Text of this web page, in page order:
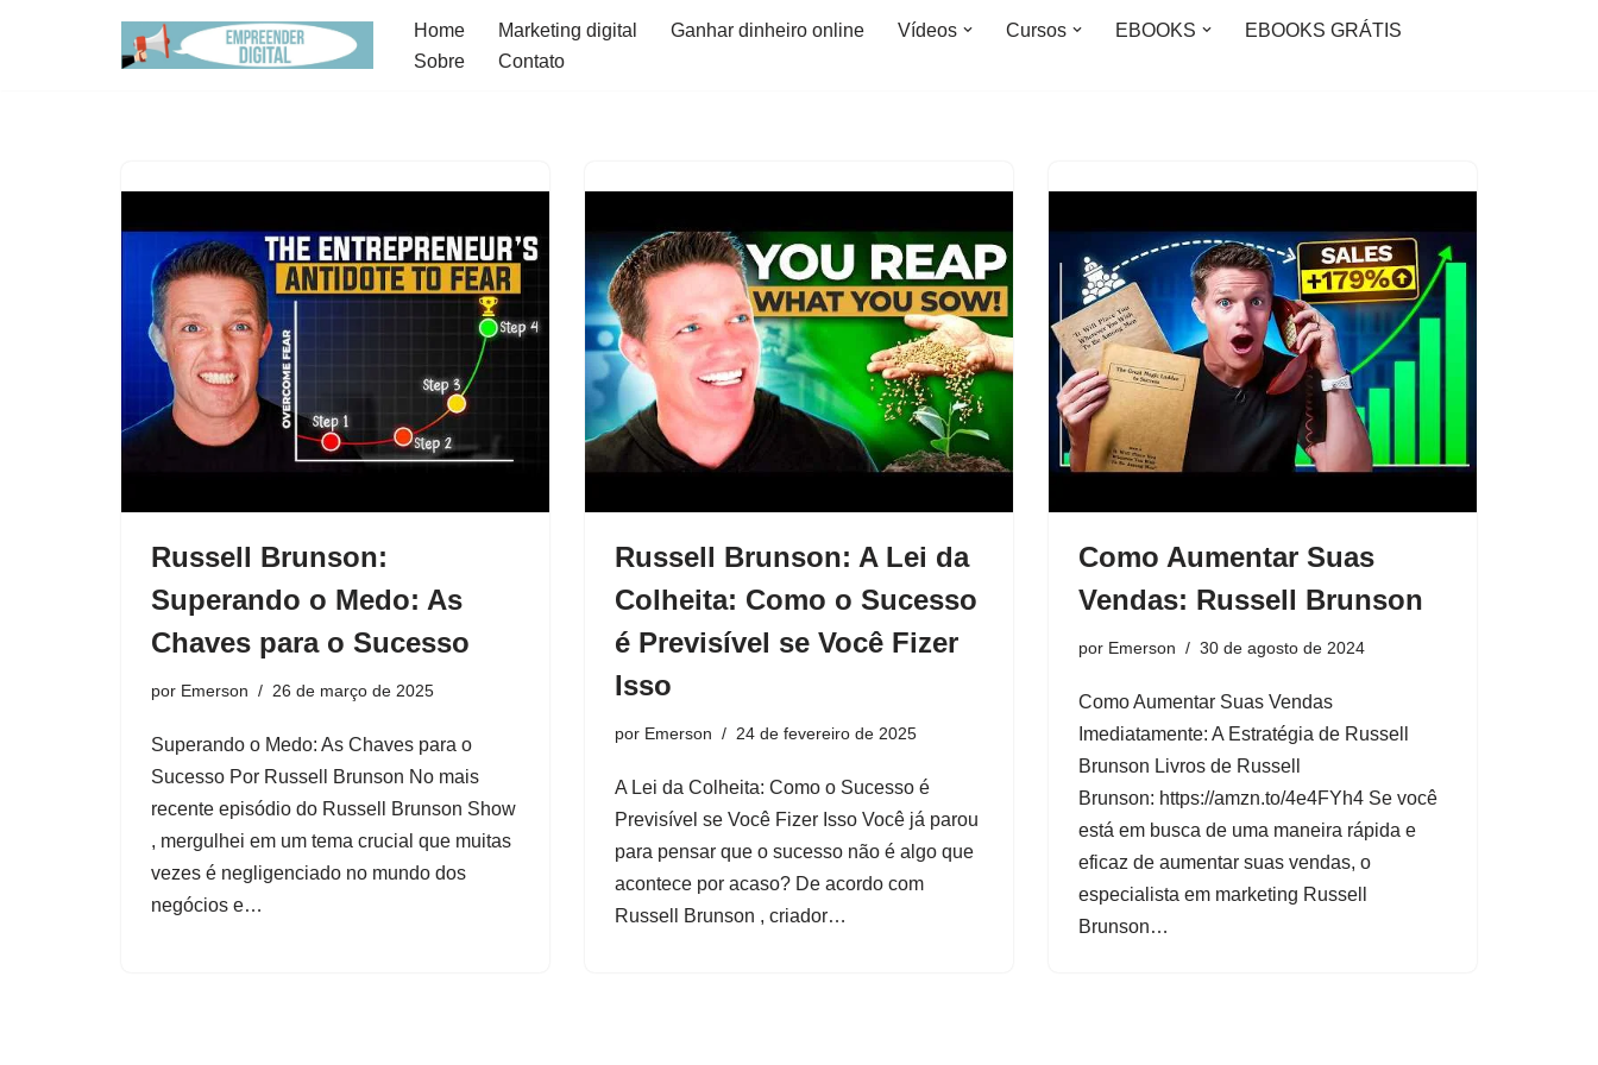
Home Marketing digital Ganhar dinheiro online Vídeos Cursos EBOOKS
EBOOKS GRÁTIS
Sobre
Contato
Russell Brunson:
Superando o Medo: As
Chaves para o Sucesso
por Emerson 26 de março de 2025
Superando o Medo: As Chaves para o
Sucesso Por Russell Brunson No mais
recente episódio do Russell Brunson Show
, mergulhei em um tema crucial que muitas
vezes é negligenciado no mundo dos
negócios e…
Russell Brunson: A Lei da
Colheita: Como o Sucesso
é Previsível se Você Fizer
Isso
por Emerson 24 de fevereiro de 2025
A Lei da Colheita: Como o Sucesso é
Previsível se Você Fizer Isso Você já parou
para pensar que o sucesso não é algo que
acontece por acaso? De acordo com
Russell Brunson , criador…
Como Aumentar Suas
Vendas: Russell Brunson
por Emerson 30 de agosto de 2024
Como Aumentar Suas Vendas
Imediatamente: A Estratégia de Russell
Brunson Livros de Russell
Brunson: https://amzn.to/4e4FYh4 Se você
está em busca de uma maneira rápida e
eficaz de aumentar suas vendas, o
especialista em marketing Russell
Brunson…